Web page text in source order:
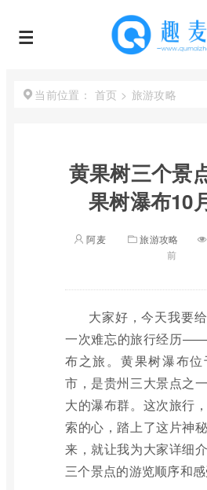
当前位置： 首页 > 旅游攻略
黄果树三个景
果树瀑布10
阿麦 旅游攻略
前
大家好，今天我要
一次难忘的旅行经历
布之旅。黄果树瀑布
市，是贵州三大景点之
大的瀑布群。这次旅行
索的心，踏上了这片神
来，就让我为大家详细
三个景点的游览顺序和感